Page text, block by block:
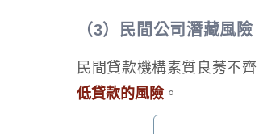
（3）民間公司潛藏風險
民間貸款機構素質良莠不
低貸款的風險 。